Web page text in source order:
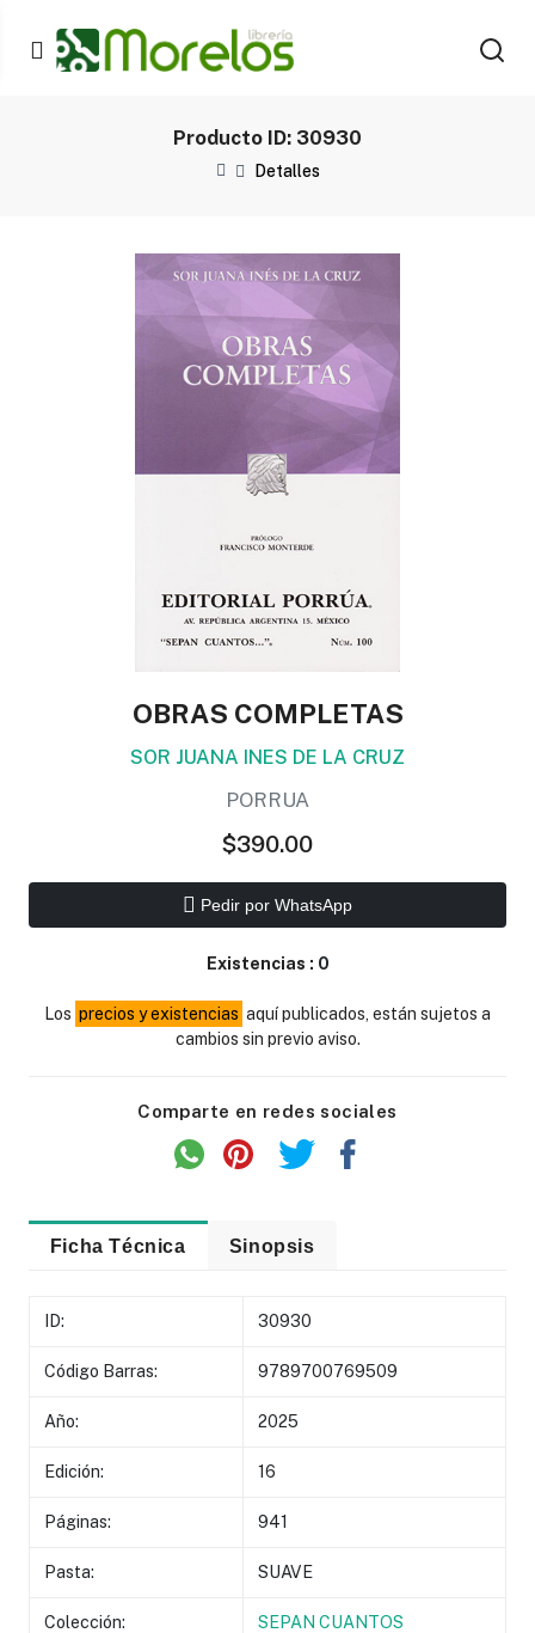
Producto ID: 30930
Detalles
OBRAS COMPLETAS
SOR JUANA INES DE LA CRUZ
PORRUA
$390.00
Pedir por WhatsApp
Existencias : 0
Los precios y existencias aquí publicados, están sujetos a
cambios sin previo aviso.
Comparte en redes sociales
Ficha Técnica Sinopsis
ID: 30930
Código Barras: 9789700769509
Año: 2025
Edición: 16
Páginas: 941
Pasta: SUAVE
Colección: SEPAN CUANTOS